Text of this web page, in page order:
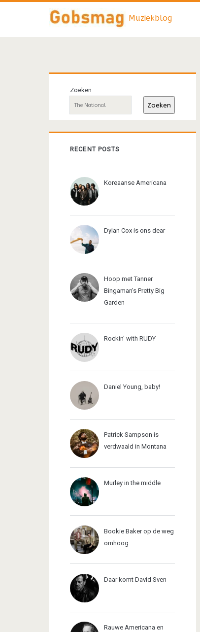
Muziekblog
Primaire
sidebar
Zoeken
Zoeken
RECENT POSTS
Koreaanse Americana
Dylan Cox is ons dear
Hoop met Tanner
Bingaman's Pretty Big
Garden
Rockin' with RUDY
Daniel Young, baby!
Patrick Sampson is
verdwaald in Montana
Murley in the middle
Bookie Baker op de weg
omhoog
Daar komt David Sven
Rauwe Americana en